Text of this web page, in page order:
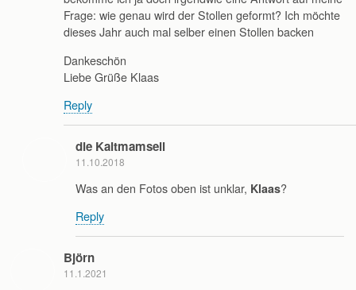
Frage: wie genau wird der Stollen geformt? Ich möchte
dieses Jahr auch mal selber einen Stollen backen
Dankeschön
Liebe Grüße Klaas
Reply
die Kaltmamsell
11.10.2018
Was an den Fotos oben ist unklar, Klaas?
Reply
Björn
11.1.2021